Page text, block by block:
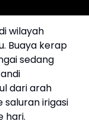
wilayah
Buaya kerap
sedang
dari arah
saluran irigasi
hari.